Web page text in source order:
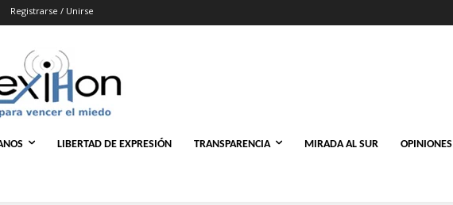
Registrarse / Unirse
LIBERTAD DE EXPRESIÓN TRANSPARENCIA MIRADA AL SUR OPINIONES